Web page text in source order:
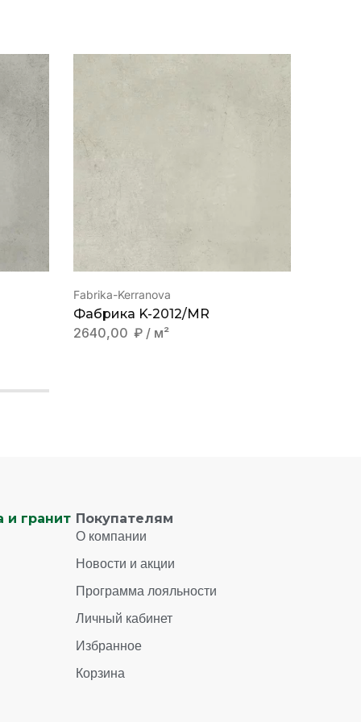
Fabrika-Kerranova
Фабрика K-2012/MR
2640,00 ₽ / м²
и гранит Покупателям
О компании
Новости и акции
Программа лояльности
Личный кабинет
Избранное
Корзина